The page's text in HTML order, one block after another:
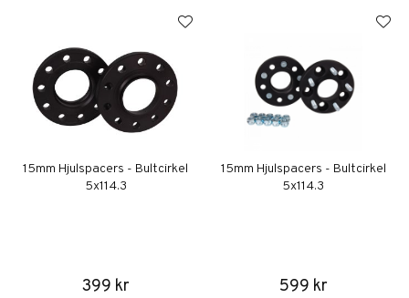
15mm Hjulspacers - Bultcirkel
5x114.3
399 kr
15mm Hjulspacers - Bultcirkel
5x114.3
599 kr